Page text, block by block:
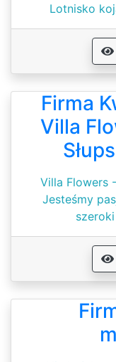
Lotnisko
Firma
Villa
Villa Flowers
Jesteśmy